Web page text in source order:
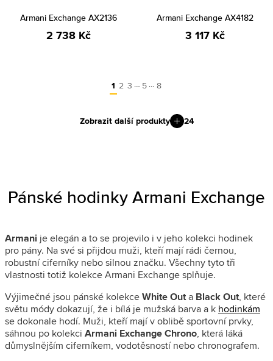
Armani Exchange AX2136
2 738 Kč
Armani Exchange AX4182
3 117 Kč
1 2 3 … 5 … 8
Zobrazit další produkty 24
Pánské hodinky Armani Exchange
Armani je elegán a to se projevilo i v jeho kolekci hodinek
pro pány. Na své si přijdou muži, kteří mají rádi černou,
robustní ciferníky nebo silnou značku. Všechny tyto tři
vlastnosti totiž kolekce Armani Exchange splňuje.
Výjimečné jsou pánské kolekceWhite Outa Black Out, které
světu módy dokazují, že i bílá je mužská barva a k hodinkám
se dokonale hodí. Muži, kteří mají v oblibě sportovní prvky,
sáhnou po kolekci Armani Exchange Chrono, která láká
důmyslnějším ciferníkem, vodotěsností nebo chronografem.